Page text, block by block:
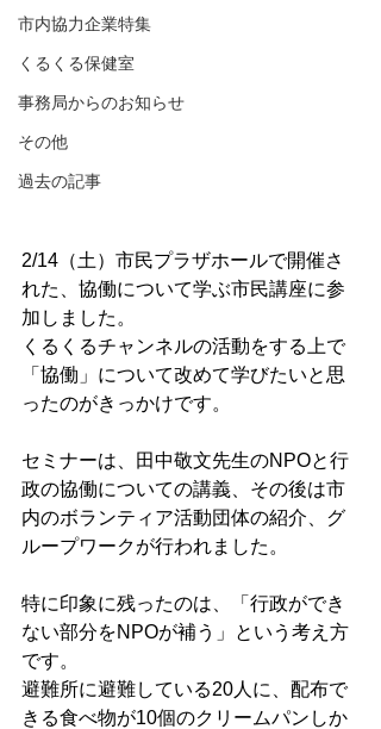
市内協力企業特集
くるくる保健室
事務局からのお知らせ
その他
過去の記事
2/14（土）市民プラザホールで開催さ
れた、協働について学ぶ市民講座に参
加しました。
くるくるチャンネルの活動をする上で
「協働」について改めて学びたいと思
ったのがきっかけです。
セミナーは、田中敬文先生のNPOと行
政の協働についての講義、その後は市
内のボランティア活動団体の紹介、グ
ループワークが行われました。
特に印象に残ったのは、「行政ができ
ない部分をNPOが補う」という考え方
です。
避難所に避難している20人に、配布で
きる食べ物が10個のクリームパンしか